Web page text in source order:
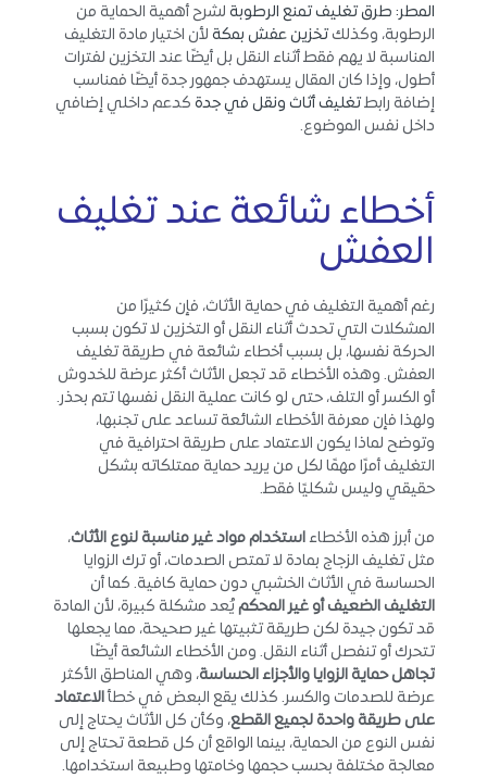
المطر: طرق تغليف تمنع الرطوبة لشرح أهمية الحماية من
الرطوبة، وكذلكتخزين عفش بمكة لأن اختيار مادة التغليف
المناسبة لا يهم فقط أثناء النقل بل أيضًا عند التخزين لفترات
أطول، وإذا كان المقال يستهدف جمهور جدة أيضًا فمناسب
إضافة رابطتغليف أثاث ونقل في جدة كدعم داخلي إضافي
داخل نفس الموضوع.
أخطاء شائعة عند تغليف
العفش
رغم أهمية التغليف في حماية الأثاث، فإن كثيرًا من
المشكلات التي تحدث أثناء النقل أو التخزين لا تكون بسبب
الحركة نفسها، بل بسبب أخطاء شائعة في طريقة تغليف
العفش. وهذه الأخطاء قد تجعل الأثاث أكثر عرضة للخدوش
أو الكسر أو التلف، حتى لو كانت عملية النقل نفسها تتم بحذر.
ولهذا فإن معرفة الأخطاء الشائعة تساعد على تجنبها،
وتوضح لماذا يكون الاعتماد على طريقة احترافية في
التغليف أمرًا مهمًا لكل من يريد حماية ممتلكاته بشكل
حقيقي وليس شكليًا فقط.
من أبرز هذه الأخطاءاستخدام مواد غير مناسبة لنوع الأثاث،
مثل تغليف الزجاج بمادة لا تمتص الصدمات، أو ترك الزوايا
الحساسة في الأثاث الخشبي دون حماية كافية. كما أن
التغليف الضعيف أو غير المحكميُعد مشكلة كبيرة، لأن المادة
قد تكون جيدة لكن طريقة تثبيتها غير صحيحة، مما يجعلها
تتحرك أو تنفصل أثناء النقل. ومن الأخطاء الشائعة أيضًا
تجاهل حماية الزوايا والأجزاء الحساسة، وهي المناطق الأكثر
عرضة للصدمات والكسر. كذلك يقع البعض في خطأالاعتماد
على طريقة واحدة لجميع القطع، وكأن كل الأثاث يحتاج إلى
نفس النوع من الحماية، بينما الواقع أن كل قطعة تحتاج إلى
معالجة مختلفة بحسب حجمها وخامتها وطبيعة استخدامها.